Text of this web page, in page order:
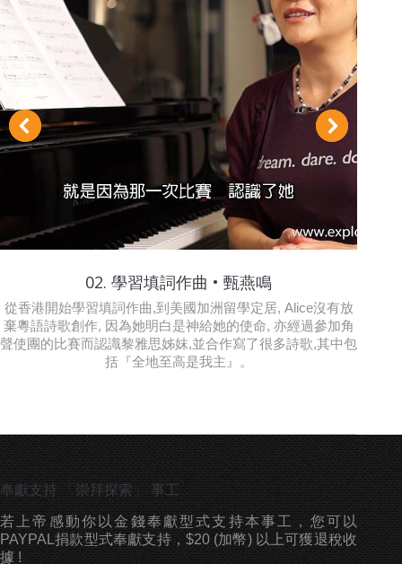
02. 學習填詞作曲 • 甄燕鳴
從香港開始學習填詞作曲,到美國加洲留學定居, Alice沒有放
棄粵語詩歌創作, 因為她明白是神給她的使命, 亦經過參加角
聲使團的比賽而認識黎雅思姊妺,並合作寫了很多詩歌,其中包
括『全地至高是我主』。
奉獻支持 「崇拜探索」 事工
若上帝感動你以金錢奉獻型式支持本事工，您可以
PAYPAL捐款型式奉獻支持，$20 (加幣) 以上可獲退稅收
據 !